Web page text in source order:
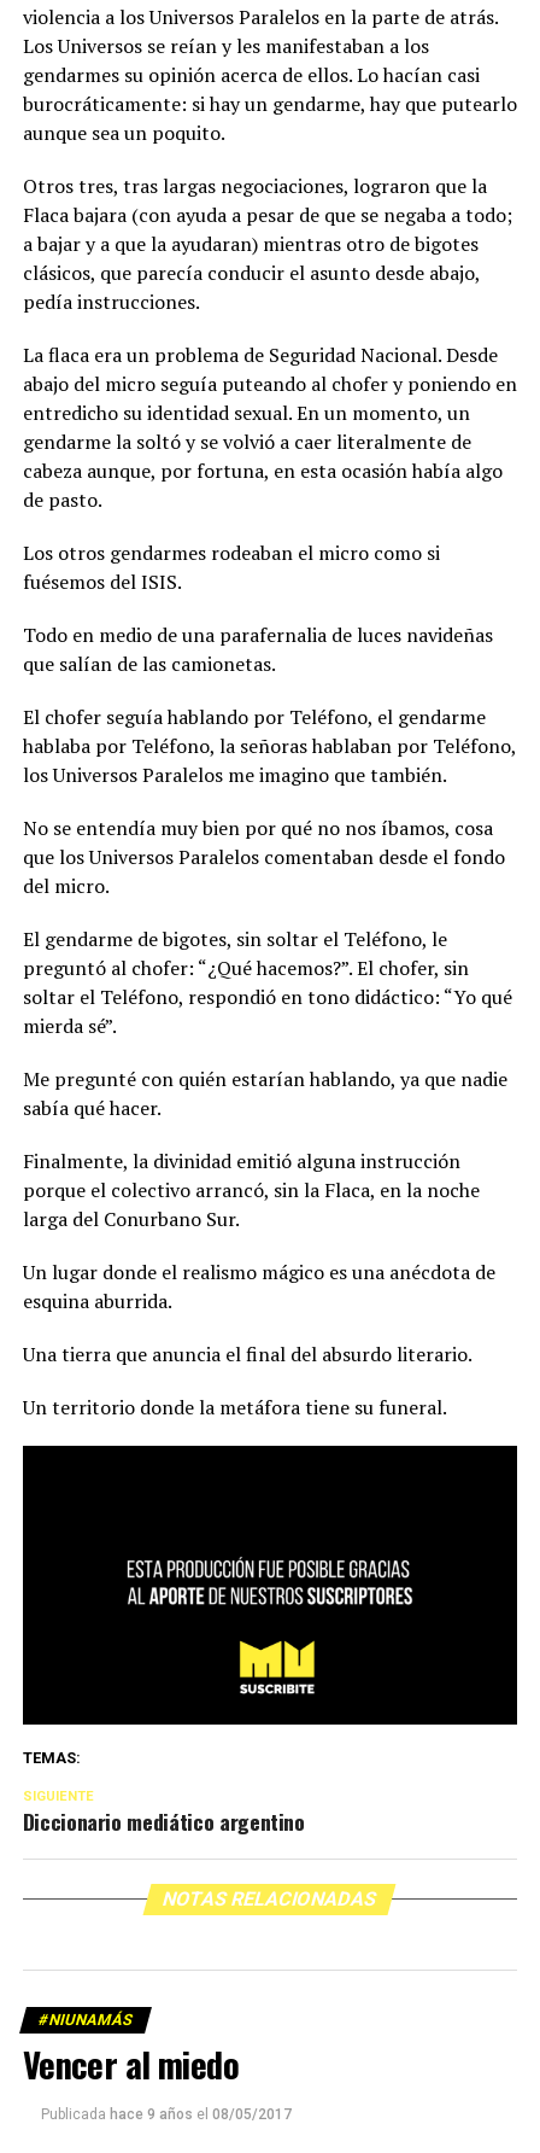
violencia a los Universos Paralelos en la parte de atrás.
Los Universos se reían y les manifestaban a los
gendarmes su opinión acerca de ellos. Lo hacían casi
burocráticamente: si hay un gendarme, hay que putearlo
aunque sea un poquito.
Otros tres, tras largas negociaciones, lograron que la
Flaca bajara (con ayuda a pesar de que se negaba a todo;
a bajar y a que la ayudaran) mientras otro de bigotes
clásicos, que parecía conducir el asunto desde abajo,
pedía instrucciones.
La flaca era un problema de Seguridad Nacional. Desde
abajo del micro seguía puteando al chofer y poniendo en
entredicho su identidad sexual. En un momento, un
gendarme la soltó y se volvió a caer literalmente de
cabeza aunque, por fortuna, en esta ocasión había algo
de pasto.
Los otros gendarmes rodeaban el micro como si
fuésemos del ISIS.
Todo en medio de una parafernalia de luces navideñas
que salían de las camionetas.
El chofer seguía hablando por Teléfono, el gendarme
hablaba por Teléfono, la señoras hablaban por Teléfono,
los Universos Paralelos me imagino que también.
No se entendía muy bien por qué no nos íbamos, cosa
que los Universos Paralelos comentaban desde el fondo
del micro.
El gendarme de bigotes, sin soltar el Teléfono, le
preguntó al chofer: “¿Qué hacemos?”. El chofer, sin
soltar el Teléfono, respondió en tono didáctico: “Yo qué
mierda sé”.
Me pregunté con quién estarían hablando, ya que nadie
sabía qué hacer.
Finalmente, la divinidad emitió alguna instrucción
porque el colectivo arrancó, sin la Flaca, en la noche
larga del Conurbano Sur.
Un lugar donde el realismo mágico es una anécdota de
esquina aburrida.
Una tierra que anuncia el final del absurdo literario.
Un territorio donde la metáfora tiene su funeral.
TEMAS:
SIGUIENTE
Diccionario mediático argentino
NOTAS RELACIONADAS
#NIUNAMÁS
Vencer al miedo
Publicada hace 9 años el 08/05/2017